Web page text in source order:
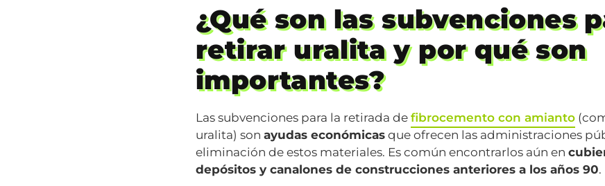
¿Qué son las subvenciones
retirar uralita y por qué son
importantes?
Las subvenciones para la retirada de fibrocemento con amianto
uralita) son ayudas económicas que ofrecen las administraciones
eliminación de estos materiales. Es común encontrarlos aún en
depósitos y canalones de construcciones anteriores a los años 90.